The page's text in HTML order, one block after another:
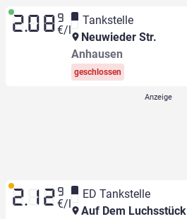
2.08 9
€/l
Tankstelle
Neuwieder Str.
Anhausen
geschlossen
2.12 9
€/l
ED Tankstelle
Auf Dem Luchsstück